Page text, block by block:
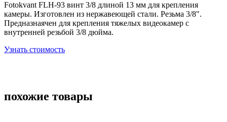
Fotokvant FLH-93 винт 3/8 длиной 13 мм для крепления
камеры. Изготовлен из нержавеющей стали. Резьма 3/8".
Предназнаячен для крепления тяжелых видеокамер с
внутренней резьбой 3/8 дюйма.
Узнать стоимость
похожие товары